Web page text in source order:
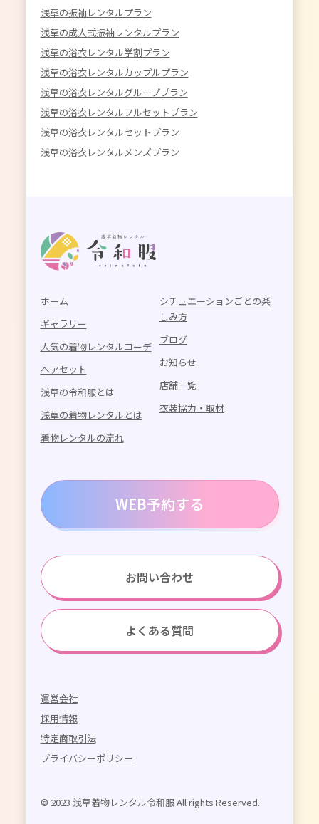
浅草の振袖レンタルプラン
浅草の成人式振袖レンタルプラン
浅草の浴衣レンタル学割プラン
浅草の浴衣レンタルカップルプラン
浅草の浴衣レンタルグループプラン
浅草の浴衣レンタルフルセットプラン
浅草の浴衣レンタルセットプラン
浅草の浴衣レンタルメンズプラン
ホーム
ギャラリー
人気の着物レンタルコーデ
ヘアセット
浅草の令和服とは
浅草の着物レンタルとは
着物レンタルの流れ
シチュエーションごとの楽
しみ方
ブログ
お知らせ
店舗一覧
衣装協力・取材
WEB予約する
お問い合わせ
よくある質問
運営会社
採用情報
特定商取引法
プライバシーポリシー
© 2023 浅草着物レンタル令和服 All rights Reserved.